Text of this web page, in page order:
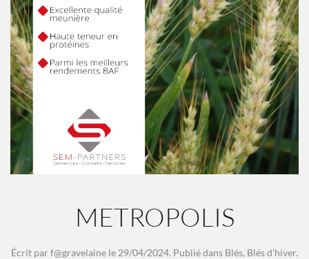
METROPOLIS
Écrit par f@gravelaine le 29/04/2024. Publié dans Blés, Blés d'hiver.